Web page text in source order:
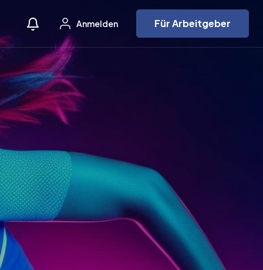
Anmelden Für Arbeitgeber